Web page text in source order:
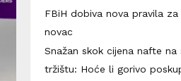
FBiH dobiva nova pravila
novac
Snažan skok cijena nafte na
tržištu: Hoće li gorivo